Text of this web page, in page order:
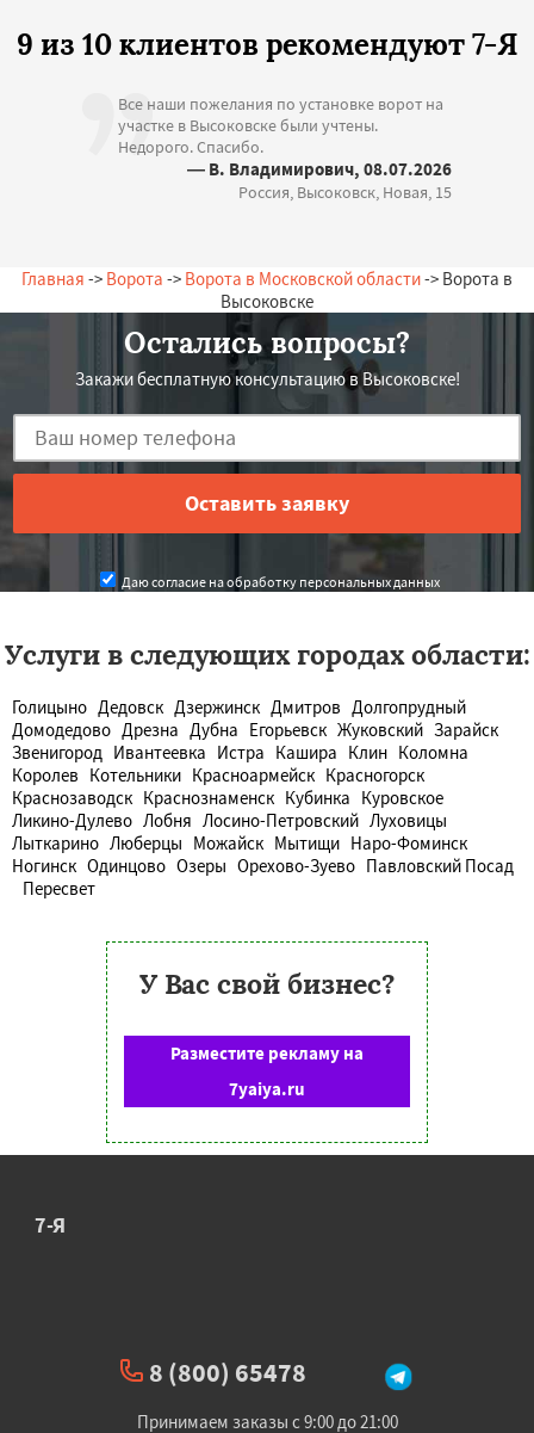
9 из 10 клиентов рекомендуют 7-Я
Все наши пожелания по установке ворот на
участке в Высоковске были учтены.
Недорого. Спасибо.
— В. Владимирович, 08.07.2026
Россия, Высоковск, Новая, 15
Главная -> Ворота -> Ворота в Московской области-> Ворота в
Высоковске
Остались вопросы?
Закажи бесплатную консультацию в Высоковске!
Даю согласие на обработку персональных данных
Услуги в следующих городах области:
Голицыно Дедовск Дзержинск Дмитров Долгопрудный
Домодедово Дрезна Дубна Егорьевск Жуковский Зарайск
Звенигород Ивантеевка Истра Кашира Клин Коломна
Королев Котельники Красноармейск Красногорск
Краснозаводск Краснознаменск Кубинка Куровское
Ликино-Дулево Лобня Лосино-Петровский Луховицы
Лыткарино Люберцы Можайск Мытищи Наро-Фоминск
Ногинск Одинцово Озеры Орехово-Зуево Павловский Посад
Пересвет
У Вас свой бизнес?
Разместите рекламу на
7yaiya.ru
7-Я
8 (800) 65478
Принимаем заказы с 9:00 до 21:00